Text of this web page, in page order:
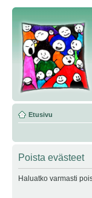
Etusivu
Poista evästeet
Haluatko varmasti